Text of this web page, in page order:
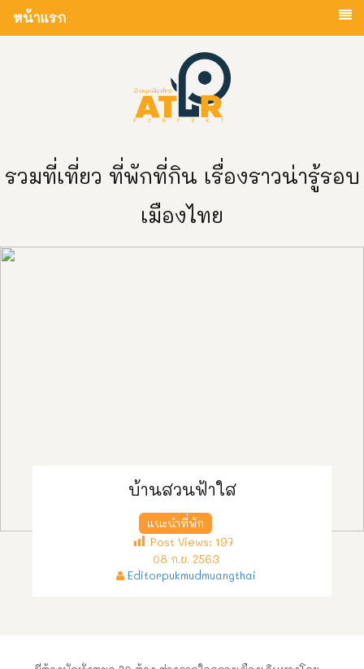
หน้าแรก
รวมที่เที่ยว ที่พักที่กิน เรื่องราวน่ารู้รอบ
เมืองไทย
บ้านสวนฟ้าใส
แนะนำที่พัก
Post Views: 197
08 ก.ย. 2563
Editorpukmudmuangthai